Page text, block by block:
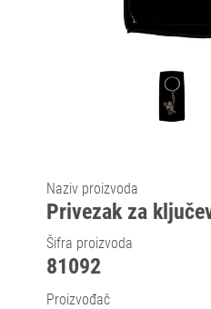
Naziv proizvoda
Privezak za
Šifra proizvoda
81092
Proizvođač